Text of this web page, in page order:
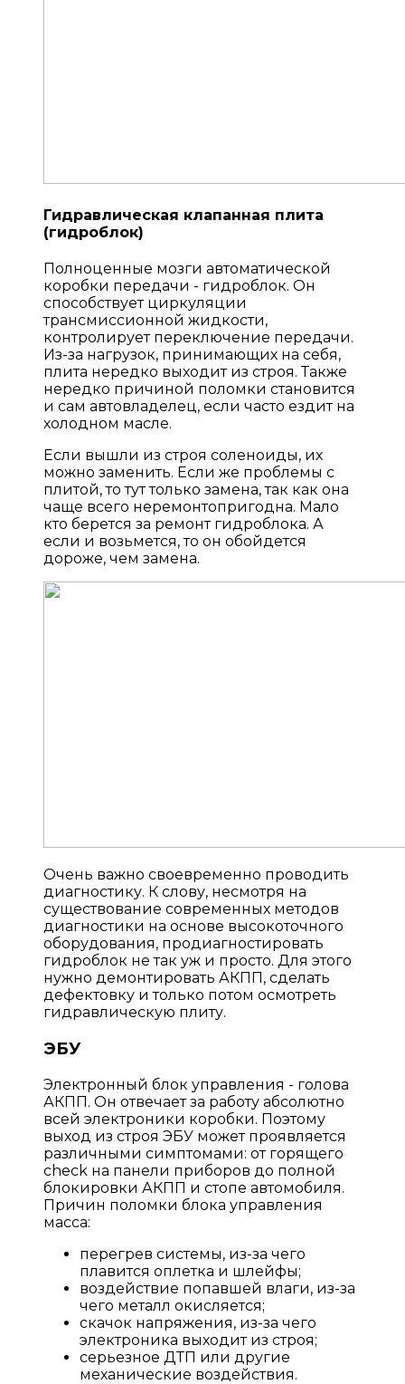
Гидравлическая клапанная плита
(гидроблок)
Полноценные мозги автоматической
коробки передачи - гидроблок. Он
способствует циркуляции
трансмиссионной жидкости,
контролирует переключение передачи.
Из-за нагрузок, принимающих на себя,
плита нередко выходит из строя. Также
нередко причиной поломки становится
и сам автовладелец, если часто ездит на
холодном масле.
Если вышли из строя соленоиды, их
можно заменить. Если же проблемы с
плитой, то тут только замена, так как она
чаще всего неремонтопригодна. Мало
кто берется за ремонт гидроблока. А
если и возьмется, то он обойдется
дороже, чем замена.
Очень важно своевременно проводить
диагностику. К слову, несмотря на
существование современных методов
диагностики на основе высокоточного
оборудования, продиагностировать
гидроблок не так уж и просто. Для этого
нужно демонтировать АКПП, сделать
дефектовку и только потом осмотреть
гидравлическую плиту.
ЭБУ
Электронный блок управления - голова
АКПП. Он отвечает за работу абсолютно
всей электроники коробки. Поэтому
выход из строя ЭБУ может проявляется
различными симптомами: от горящего
check на панели приборов до полной
блокировки АКПП и стопе автомобиля.
Причин поломки блока управления
масса:
перегрев системы, из-за чего
плавится оплетка и шлейфы;
воздействие попавшей влаги, из-за
чего металл окисляется;
скачок напряжения, из-за чего
электроника выходит из строя;
серьезное ДТП или другие
механические воздействия.